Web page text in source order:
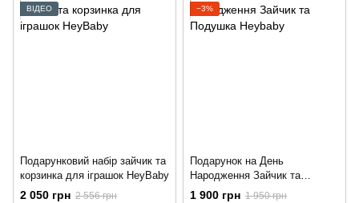
ВІДЕО
Подарунковий набір зайчик та
корзинка для іграшок HeyBaby
2 050 грн 2 556 грн
−3%
Подарунок на День
Народження Зайчик та
Подушка Heybaby
1 900 грн 1 950 грн